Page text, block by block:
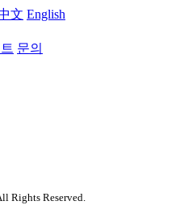
文 English
문의
Rights Reserved.